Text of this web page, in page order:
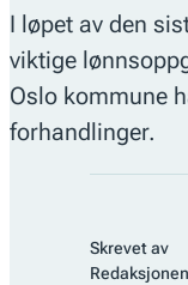
I løpet av den
viktige
Oslo kommune
forhandlinger.
Skrevet av
Redaksjonen